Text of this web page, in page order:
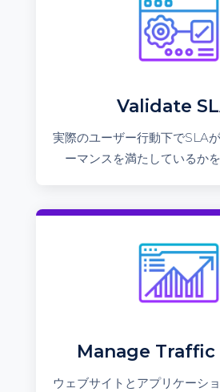
Validate
実際のユーザー行動下でSLA
ーマンスを満たしているか
Manage Traffic
ウェブサイトとアプリケーシ